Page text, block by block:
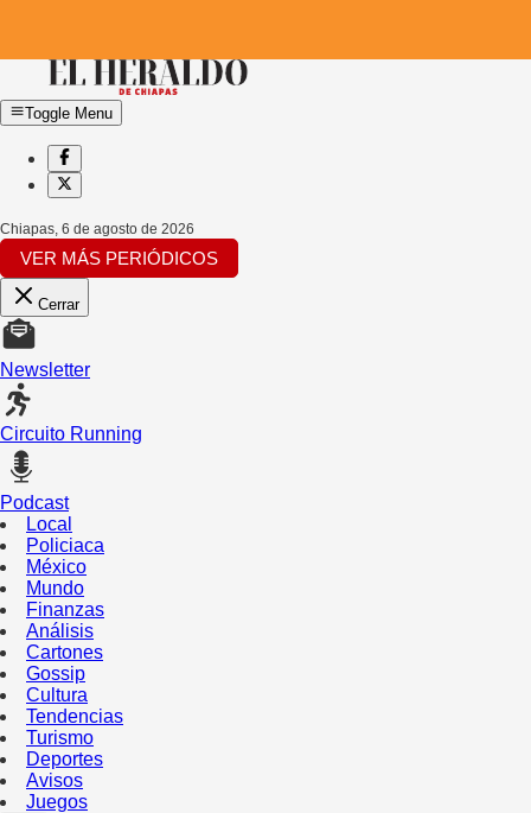
Toggle Menu
Chiapas, 6 de agosto de 2026
VER MÁS PERIÓDICOS
Cerrar
Newsletter
Circuito Running
Podcast
Local
Policiaca
México
Mundo
Finanzas
Análisis
Cartones
Gossip
Cultura
Tendencias
Turismo
Deportes
Avisos
Juegos